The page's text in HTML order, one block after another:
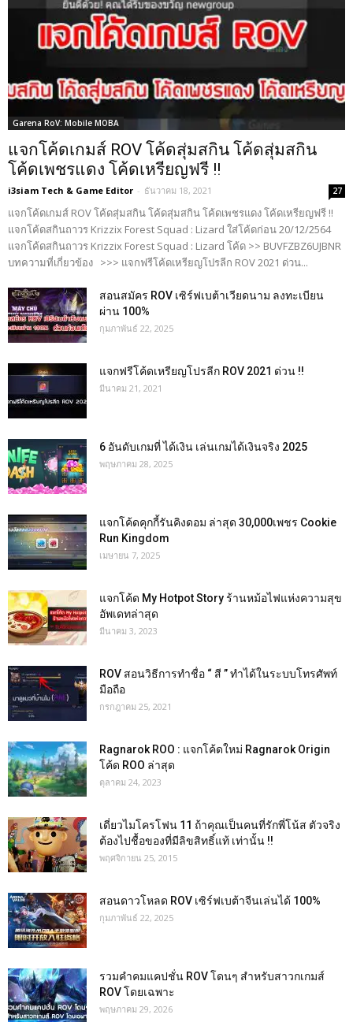
Garena RoV: Mobile MOBA
แจกโค้ดเกมส์ ROV โค้ดสุ่มสกิน โค้ดสุ่มสกิน
โค้ดเพชรแดง โค้ดเหรียญฟรี !!
i3siam Tech & Game Editor - ธันวาคม 18, 2021 27
แจกโค้ดเกมส์ ROV โค้ดสุ่มสกิน โค้ดสุ่มสกิน โค้ดเพชรแดง โค้ดเหรียญฟรี !!
แจกโค้ดสกินถาวร Krizzix Forest Squad : Lizard ใส่โค้ดก่อน 20/12/2564
แจกโค้ดสกินถาวร Krizzix Forest Squad : Lizard โค้ด >> BUVFZBZ6UJBNR
บทความที่เกี่ยวข้อง >>> แจกฟรีโค้ดเหรียญโปรลีก ROV 2021 ด่วน...
สอนสมัคร ROV เซิร์ฟเบต้าเวียดนาม ลงทะเบียน
ผ่าน 100%
กุมภาพันธ์ 22, 2025
แจกฟรีโค้ดเหรียญโปรลีก ROV 2021 ด่วน !!
มีนาคม 21, 2021
6 อันดับเกมที่ ได้เงิน เล่นเกมได้เงินจริง 2025
พฤษภาคม 28, 2025
แจกโค้ดคุกกี้รันคิงดอม ล่าสุด 30,000เพชร Cookie
Run Kingdom
เมษายน 7, 2025
แจกโค้ด My Hotpot Story ร้านหม้อไฟแห่งความสุข
อัพเดทล่าสุด
มีนาคม 3, 2023
ROV สอนวิธีการทำชื่อ “ สี ” ทำได้ในระบบโทรศัพท์
มือถือ
กรกฎาคม 25, 2021
Ragnarok ROO : แจกโค้ดใหม่ Ragnarok Origin
โค้ด ROO ล่าสุด
ตุลาคม 24, 2023
เดี่ยวไมโครโฟน 11 ถ้าคุณเป็นคนที่รักพี่โน้ส ตัวจริง
ต้องไปชื้อของที่มีลิขสิทธิ์แท้ เท่านั้น !!
พฤศจิกายน 25, 2015
สอนดาวโหลด ROV เซิร์ฟเบต้าจีนเล่นได้ 100%
กุมภาพันธ์ 22, 2025
รวมคำคมแคปชั่น ROV โดนๆ สำหรับสาวกเกมส์
ROV โดยเฉพาะ
พฤษภาคม 29, 2026